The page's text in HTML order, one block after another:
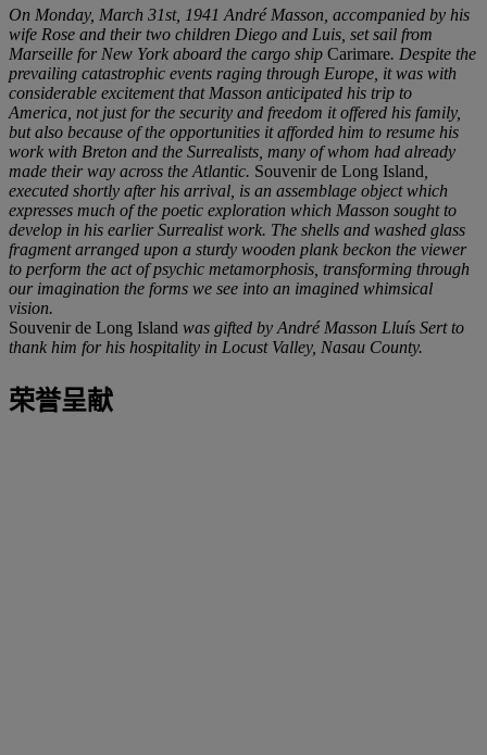
On Monday, March 31st, 1941 André Masson, accompanied by his
wife Rose and their two children Diego and Luis, set sail from
Marseille for New York aboard the cargo ship Carimare. Despite the
prevailing catastrophic events raging through Europe, it was with
considerable excitement that Masson anticipated his trip to
America, not just for the security and freedom it offered his family,
but also because of the opportunities it afforded him to resume his
work with Breton and the Surrealists, many of whom had already
made their way across the Atlantic. Souvenir de Long Island
executed shortly after his arrival, is an assemblage object which
expresses much of the poetic exploration which Masson sought to
develop in his earlier Surrealist work. The shells and washed glass
fragment arranged upon a sturdy wooden plank beckon the viewer
to perform the act of psychic metamorphosis, transforming through
our imagination the forms we see into an imagined whimsical
vision.
Souvenir de Long Island was gifted by André Masson Lluís Sert to
thank him for his hospitality in Locust Valley, Nasau County.
荣誉呈献